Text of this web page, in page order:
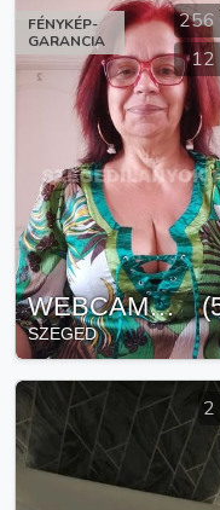
FÉNYKÉP-
GARANCIA
256
12
WEBCAMBELLA (
SZEGED
2